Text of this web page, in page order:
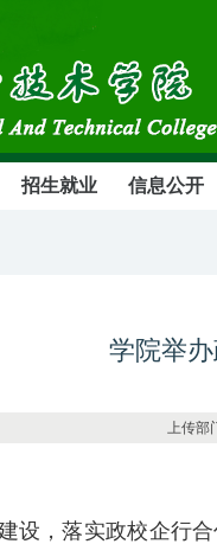
招生就业 信息公开
学院举
2785 上传部门：
设，落实政校企行